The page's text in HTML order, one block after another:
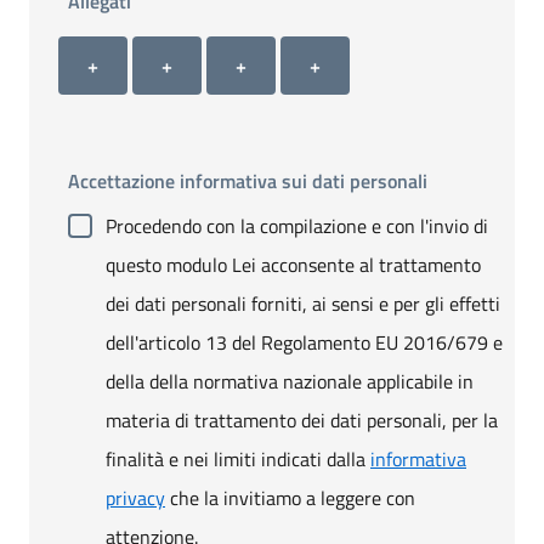
Allegato 1
+
Allegato 2
+
Allegato 3
+
Allegato 4
+
Accettazione informativa sui dati personali
Procedendo con la compilazione e con l'invio di
questo modulo Lei acconsente al trattamento
dei dati personali forniti, ai sensi e per gli effetti
dell'articolo 13 del Regolamento EU 2016/679 e
della della normativa nazionale applicabile in
materia di trattamento dei dati personali, per la
finalità e nei limiti indicati dalla informativa
privacyche la invitiamo a leggere con
attenzione.